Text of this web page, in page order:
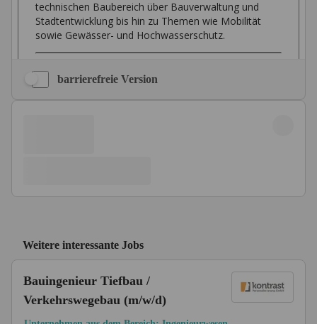
barrierefreie Version
Weitere interessante Jobs
Bauingenieur Tiefbau /
Verkehrswegebau (m/w/d)